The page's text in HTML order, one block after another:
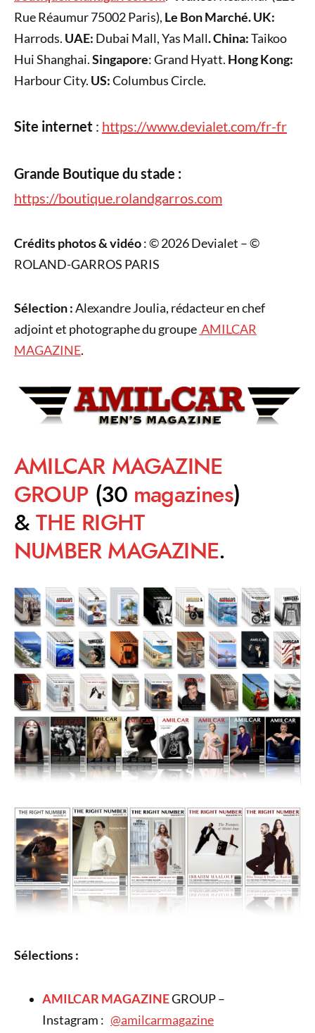
Rue Réaumur 75002 Paris), Le Bon Marché.UK:
Harrods. UAE: Dubai Mall, Yas Mall. China:Taikoo
Hui Shanghai.Singapore: Grand Hyatt. Hong Kong:
Harbour City. US:Columbus Circle.
Site internet : https://www.devialet.com/fr-fr
Grande Boutique du stade :
https://boutique.rolandgarros.com
Crédits photos & vidéo: © 2026 Devialet – ©
ROLAND-GARROS PARIS
Sélection :Alexandre Joulia, rédacteur en chef
adjoint et photographe du groupe AMILCAR
MAGAZINE.
AMILCAR MAGAZINE
GROUP (30 magazines)
&THE RIGHT
NUMBER MAGAZINE.
Sélections :
AMILCAR MAGAZINEGROUP –
Instagram : @amilcarmagazine